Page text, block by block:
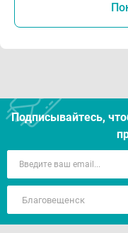
Подписывайтесь,